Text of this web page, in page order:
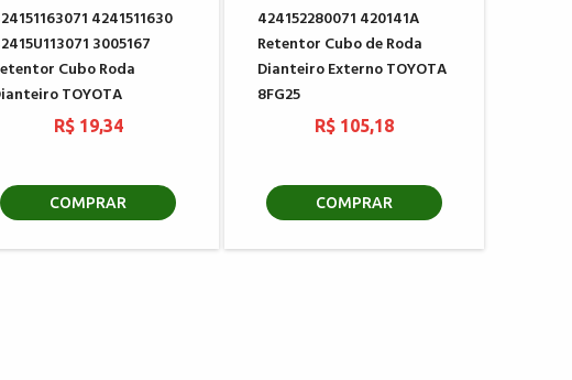
4241511630
3005167
Cubo Roda
TOYOTA
R$ 19,34
COMPRAR
424152280071 420141A
Retentor Cubo de Roda
Dianteiro Externo TOYOTA
8FG25
R$ 105,18
COMPRAR